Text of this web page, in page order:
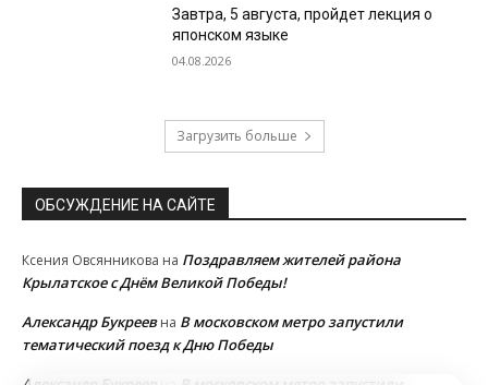
Завтра, 5 августа, пройдет лекция о
японском языке
04.08.2026
Загрузить больше
ОБСУЖДЕНИЕ НА САЙТЕ
Ксения Овсянникова на Поздравляем жителей района
Крылатское с Днём Великой Победы!
Александр Букреевна В московском метро запустили
тематический поезд к Дню Победы